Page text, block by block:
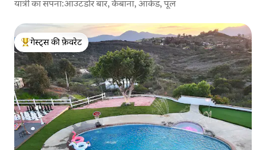
यात्री का सपना:आउटडोर बार, कैबाना, आर्केड, पूल
गेस्ट्स का टॉप फ़ेवरेट
गेस्ट्स की फ़ेवरेट